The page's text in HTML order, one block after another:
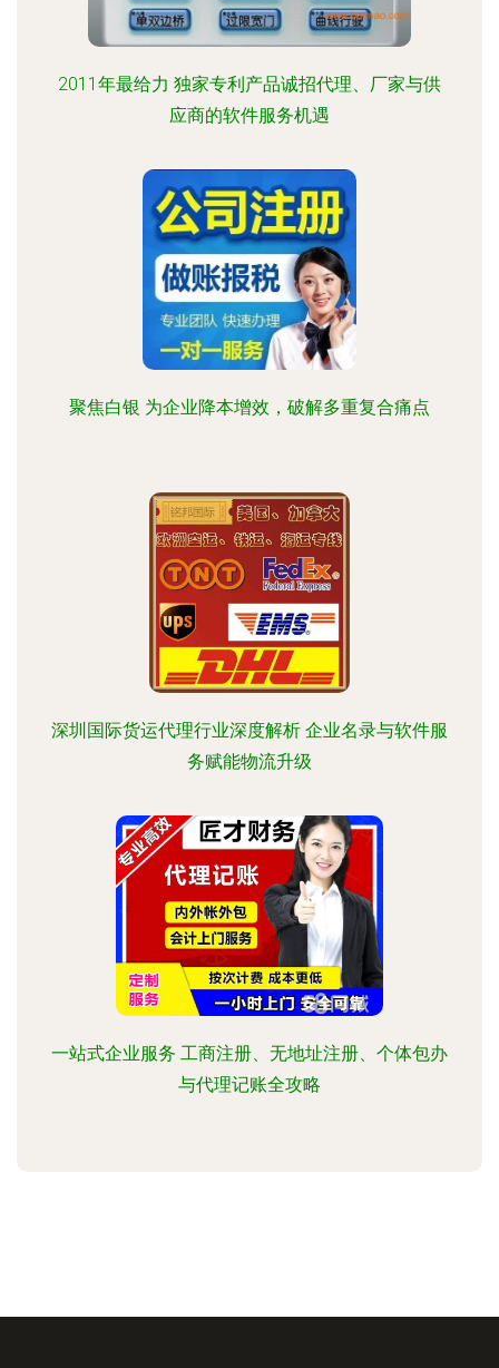
2011年最给力 独家专利产品诚招代理、厂家与供
应商的软件服务机遇
聚焦白银 为企业降本增效，破解多重复合痛点
深圳国际货运代理行业深度解析 企业名录与软件服
务赋能物流升级
一站式企业服务 工商注册、无地址注册、个体包办
与代理记账全攻略